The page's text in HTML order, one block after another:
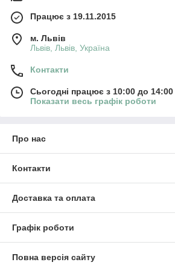
Працює з 19.11.2015
м. Львів
Львів, Львів, Україна
Контакти
Сьогодні працює з 10:00 до 14:00
Показати весь графік роботи
Про нас
Контакти
Доставка та оплата
Графік роботи
Повна версія сайту